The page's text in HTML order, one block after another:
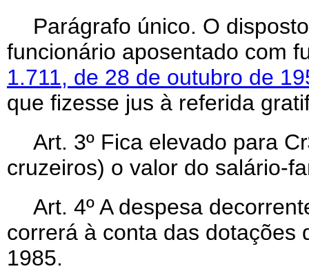
Parágrafo único. O
funcionário aposentado com
1.711, de 28 de outubro de
que fizesse jus à referida
Art. 3º Fica elevado para
cruzeiros) o valor do salário-
Art. 4º A despesa
correrá à conta das dotações
1985.